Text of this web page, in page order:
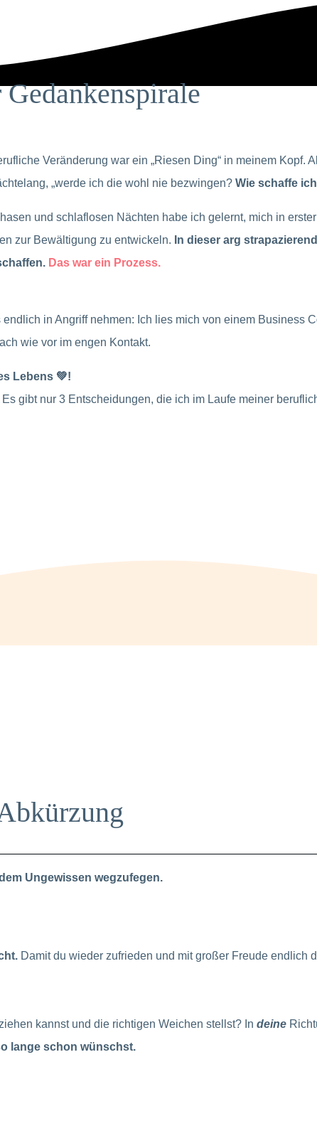
Veränderung war ein „Riesen Ding“ in meinem Kopf.
„werde ich die wohl nie bezwingen? Wie schaffe
und schlaflosen Nächten habe ich gelernt, mich in
zur Bewältigung zu entwickeln. In dieser arg
Das war ein Prozess.
in Angriff nehmen: Ich lies mich von einem Business
wie vor im engen Kontakt.
Lebens 💚!
gibt nur 3 Entscheidungen, die ich im Laufe meiner
Ungewissen wegzufegen.
Damit du wieder zufrieden und mit großer Freude endlich
kannst und die richtigen Weichen stellst? In deine
lange schon wünschst.